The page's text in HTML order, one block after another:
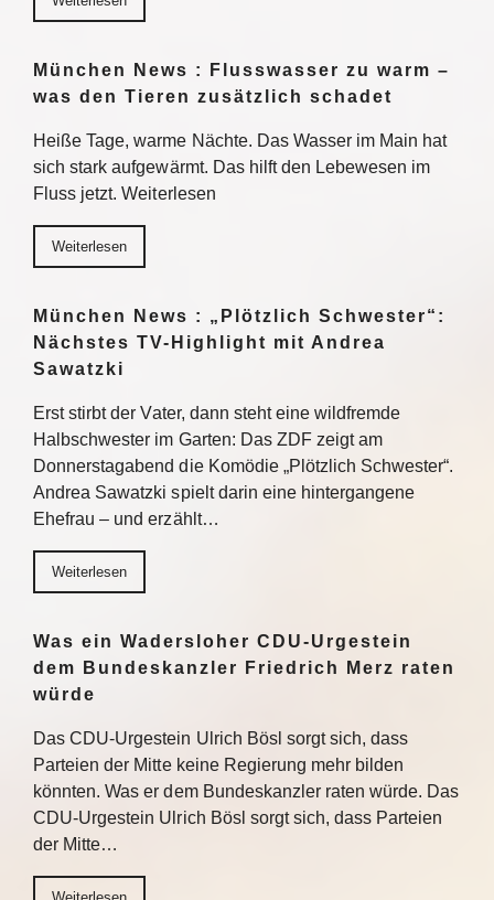
München News : Flusswasser zu warm –
was den Tieren zusätzlich schadet
Heiße Tage, warme Nächte. Das Wasser im Main hat
sich stark aufgewärmt. Das hilft den Lebewesen im
Fluss jetzt. Weiterlesen
Weiterlesen
München News : „Plötzlich Schwester“:
Nächstes TV-Highlight mit Andrea
Sawatzki
Erst stirbt der Vater, dann steht eine wildfremde
Halbschwester im Garten: Das ZDF zeigt am
Donnerstagabend die Komödie „Plötzlich Schwester“.
Andrea Sawatzki spielt darin eine hintergangene
Ehefrau – und erzählt…
Weiterlesen
Was ein Wadersloher CDU-Urgestein
dem Bundeskanzler Friedrich Merz raten
würde
Das CDU-Urgestein Ulrich Bösl sorgt sich, dass
Parteien der Mitte keine Regierung mehr bilden
könnten. Was er dem Bundeskanzler raten würde. Das
CDU-Urgestein Ulrich Bösl sorgt sich, dass Parteien
der Mitte…